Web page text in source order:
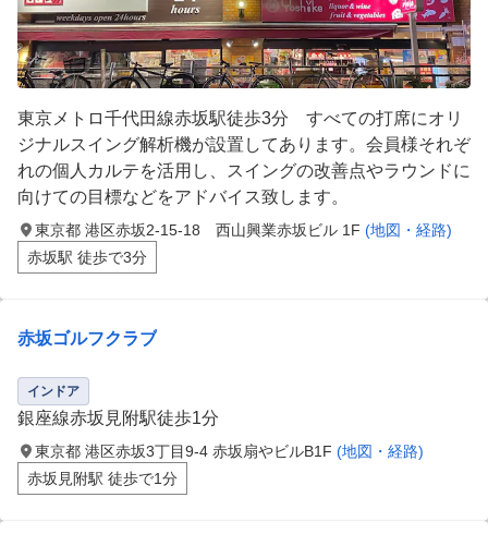
東京メトロ千代田線赤坂駅徒歩3分 すべての打席にオリ
ジナルスイング解析機が設置してあります。会員様それぞ
れの個人カルテを活用し、スイングの改善点やラウンドに
向けての目標などをアドバイス致します。
東京都 港区赤坂2-15-18 西山興業赤坂ビル 1F (地図・経路)
赤坂駅 徒歩で3分
赤坂ゴルフクラブ
インドア
銀座線赤坂見附駅徒歩1分
東京都 港区赤坂3丁目9-4 赤坂扇やビルB1F (地図・経路)
赤坂見附駅 徒歩で1分